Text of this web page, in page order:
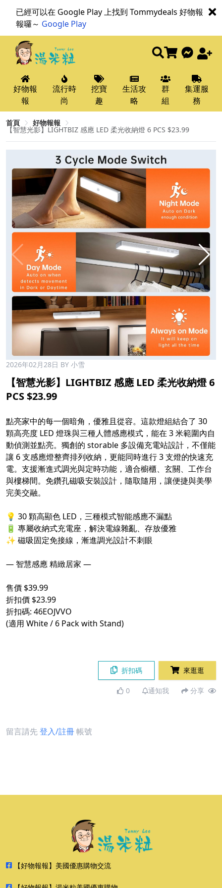
已經可以在 Google Play 上找到 Tommydeals 好物報
報囉～ Google Play
好物報
報
流行時
尚
挖寶
趣
生活攻
略
群
組
集運服
務
首頁 好物報報
【智慧光影】LIGHTBIZ 感應 LED 柔光收納燈 6 PCS $23.99
2026年02月28日 BY 小雪
【智慧光影】LIGHTBIZ 感應 LED 柔光收納燈 6
PCS $23.99
點亮家中的每一個暗角，優雅且從容。這款燈組結合了 30
顆高亮度 LED 燈珠與三種人體感應模式，能在 3 米範圍內自
動偵測並點亮。獨創的 storable 多設備充電站設計，不僅能
讓 6 支感應燈整齊排列收納，更能同時進行 3 支燈的快速充
電。支援漸進式調光與定時功能，適合櫥櫃、玄關、工作台
與樓梯間。免鑽孔磁吸安裝設計，隨取隨用，讓便捷與美學
完美交融。
💡 30 顆高顯色 LED，三種模式智能感應不漏點
🔋 專屬收納式充電座，解決電線雜亂、存放優雅
✨ 磁吸固定免接線，漸進調光設計不刺眼
— 智慧感應 精緻居家 —
售價 $39.99
折扣價 $23.99
折扣碼: 46EOJVVO
(適用 White / 6 Pack with Stand)
折扣碼 來逛逛
0 通知我 分享
留言請先登入/註冊帳號
【好物報報】美國優惠購物交流